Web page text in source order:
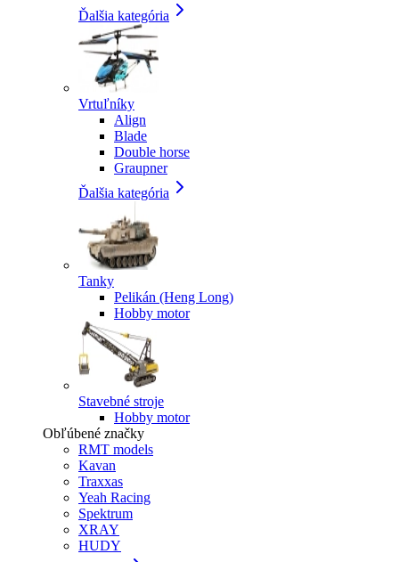
Ďalšia kategória
Vrtuľníky
Align
Blade
Double horse
Graupner
Ďalšia kategória
Tanky
Pelikán (Heng Long)
Hobby motor
Stavebné stroje
Hobby motor
Obľúbené značky
RMT models
Kavan
Traxxas
Yeah Racing
Spektrum
XRAY
HUDY